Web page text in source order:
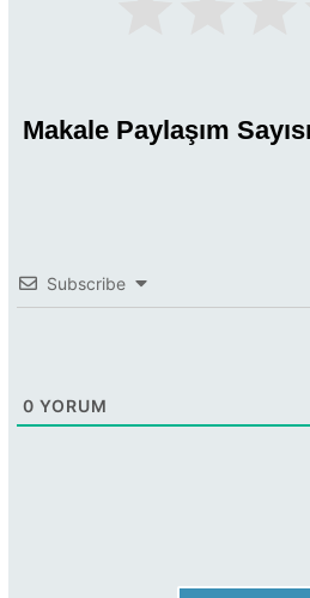
Makale Paylaşım
Subscribe
0 YORUM